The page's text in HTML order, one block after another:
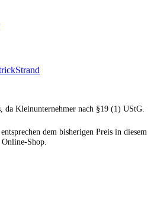
da Kleinunternehmer nach §19 (1) UStG.
dem bisherigen Preis in diesem
Online-Shop.